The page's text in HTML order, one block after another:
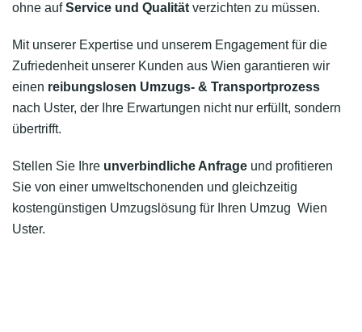
ohne aufService und Qualität verzichten zu müssen.
Mit unserer Expertise und unserem Engagement für die
Zufriedenheit unserer Kunden aus Wien garantieren wir
einen reibungslosen Umzugs- & Transportprozess
nach Uster, der Ihre Erwartungen nicht nur erfüllt, sondern
übertrifft.
Stellen Sie Ihre unverbindliche Anfrage und profitieren
Sie von einer umweltschonenden und gleichzeitig
kostengünstigen Umzugslösung für Ihren Umzug Wien
Uster.